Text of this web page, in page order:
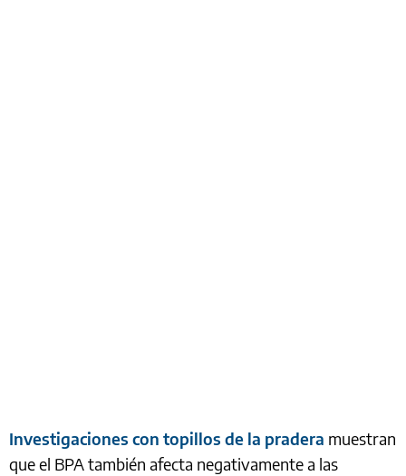
Investigaciones con topillos de la pradera muestran
que el BPA también afecta negativamente a las